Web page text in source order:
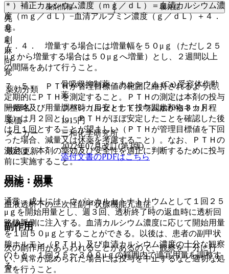
＊）補正カルシウム濃度（ｍｇ／ｄＬ）＝血清カルシウム濃
度（ｍｇ／ｄＬ）−血清アルブミン濃度（ｇ／ｄＬ）＋４．
０。
７．４． 増量する場合には増量幅を５０μｇ（ただし２５
μｇから増量する場合は５０μｇへ増量）とし、２週間以上
の間隔をあけて行うこと。
７．５． ＰＴＨが管理目標値の範囲に維持されるように、
定期的にＰＴＨを測定すること。ＰＴＨの測定は本剤の投与
開始時及び用量調整時（目安として投与開始から３カ月程
度）は月２回とし、ＰＴＨがほぼ安定したことを確認した後
は月１回とすることが望ましい（ＰＴＨが管理目標値を下回
った場合、減量又は休薬を考慮すること）。なお、ＰＴＨの
測定は、本剤の薬効及び安全性を適正に判断するために投与
前に実施すること。
効能・効果
血液透析下の二次性副甲状腺機能亢進症。
副作用
次の副作用があらわれることがあるので、観察を十分に行
い、異常が認められた場合には投与を中止するなど適切な処
置を行うこと。
薬剤情報 後発品
先
毒
劇
麻
向
覚
薬効分類
骨吸収抑制薬 > カルシウム (Ca) 受容体作動
薬
一般名
ウパシカルセトナトリウム水和物キット
薬価
1915円
メーカー
三和化学研究所
最終更新
2022年07月改訂(第3版)
添付文書のPDFはこちら
用法・用量
通常、成人には、ウパシカルセトナトリウムとして１回２５
μｇを開始用量とし、週３回、透析終了時の返血時に透析回
路静脈側に注入する。血清カルシウム濃度に応じて開始用量
を１回５０μｇとすることができる。以後は、患者の副甲状
腺ホルモン（ＰＴＨ）及び血清カルシウム濃度の十分な観察
のもと、１回２５〜３００μｇの範囲内で適宜用量を調整す
る。